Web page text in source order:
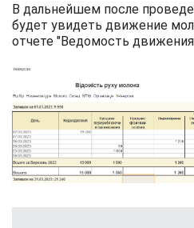
В дальнейшем после
будет увидеть движение
отчете "Ведомость